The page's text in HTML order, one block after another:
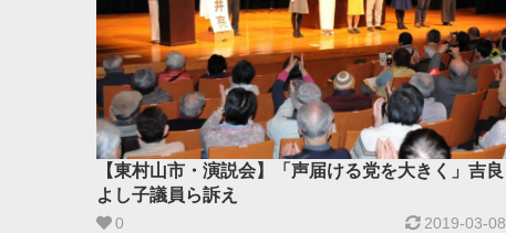
【東村山市・演説会】「声届ける党を大きく」吉良
よし子議員ら訴え ​
0 2019-03-08